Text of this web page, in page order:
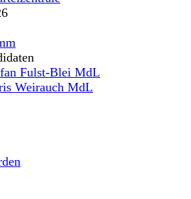
Fulst-Blei MdL
Weirauch MdL